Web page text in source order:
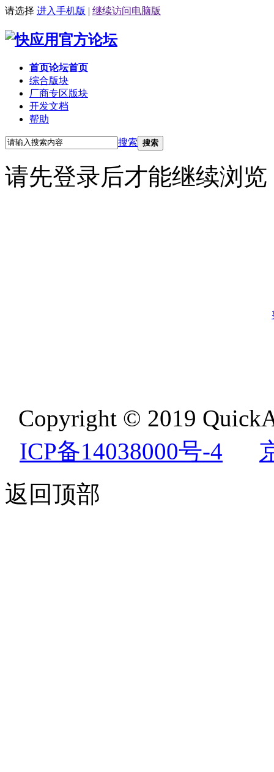
请选择 进入手机版 | 继续访问电脑版
首页论坛首页
综合版块
厂商专区版块
开发文档
帮助
搜索 搜索
请先登录后才能继续浏览
Copyright © 2019
ICP备14038000号-4
返回顶部